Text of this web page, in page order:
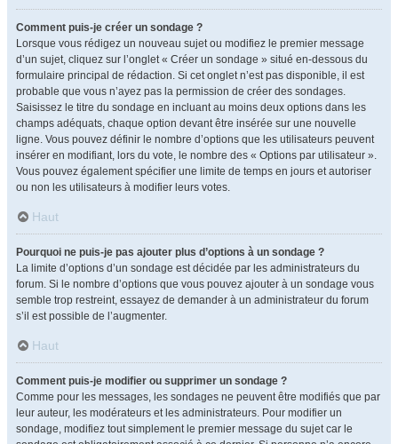
Comment puis-je créer un sondage ?
Lorsque vous rédigez un nouveau sujet ou modifiez le premier message
d’un sujet, cliquez sur l’onglet « Créer un sondage » situé en-dessous du
formulaire principal de rédaction. Si cet onglet n’est pas disponible, il est
probable que vous n’ayez pas la permission de créer des sondages.
Saisissez le titre du sondage en incluant au moins deux options dans les
champs adéquats, chaque option devant être insérée sur une nouvelle
ligne. Vous pouvez définir le nombre d’options que les utilisateurs peuvent
insérer en modifiant, lors du vote, le nombre des « Options par utilisateur ».
Vous pouvez également spécifier une limite de temps en jours et autoriser
ou non les utilisateurs à modifier leurs votes.
Haut
Pourquoi ne puis-je pas ajouter plus d’options à un sondage ?
La limite d’options d’un sondage est décidée par les administrateurs du
forum. Si le nombre d’options que vous pouvez ajouter à un sondage vous
semble trop restreint, essayez de demander à un administrateur du forum
s’il est possible de l’augmenter.
Haut
Comment puis-je modifier ou supprimer un sondage ?
Comme pour les messages, les sondages ne peuvent être modifiés que par
leur auteur, les modérateurs et les administrateurs. Pour modifier un
sondage, modifiez tout simplement le premier message du sujet car le